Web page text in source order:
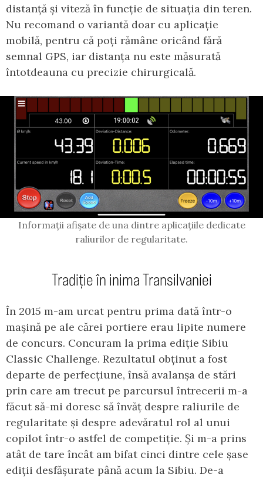
distanță și viteză în funcție de situația din teren.
Nu recomand o variantă doar cu aplicație
mobilă, pentru că poți rămâne oricând fără
semnal GPS, iar distanța nu este măsurată
întotdeauna cu precizie chirurgicală.
Informații afișate de una dintre aplicațiile dedicate
raliurilor de regularitate.
Tradiție în inima Transilvaniei
În 2015 m-am urcat pentru prima dată într-o
mașină pe ale cărei portiere erau lipite numere
de concurs. Concuram la prima ediție Sibiu
Classic Challenge. Rezultatul obținut a fost
departe de perfecțiune, însă avalanșa de stări
prin care am trecut pe parcursul întrecerii m-a
făcut să-mi doresc să învăț despre raliurile de
regularitate și despre adevăratul rol al unui
copilot într-o astfel de competiție. Și m-a prins
atât de tare încât am bifat cinci dintre cele șase
ediții desfășurate până acum la Sibiu. De-a